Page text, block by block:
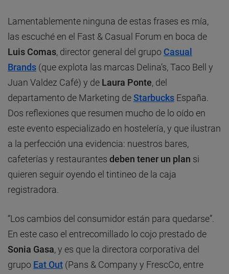
Lamentablemente ninguna de estas frases es mía,
las escuché en el Fast & Casual Forum en boca de
Luis Comas, director general del grupo Casual
Brands (que explota las marcas Delina’s, Taco Bell y
Juan Valdez Café) y de Laura Ponte, del
departamento de Marketing deStarbucks España.
Dos reflexiones que resumen mucho de lo oído en
este evento especializado en hostelería, y que ilustran
a la perfección una evidencia: nuestros bares,
cafeterías y restaurantes deben tener un plan si
quieren seguir oyendo el tintineo de la caja
registradora.
“Los cambios del consumidor están para quedarse”.
En este caso el entrecomillado lo cojo prestado de
Sonia Gasa, y es que la directora corporativa del
grupo Eat Out (Pans & Company y FrescCo, entre